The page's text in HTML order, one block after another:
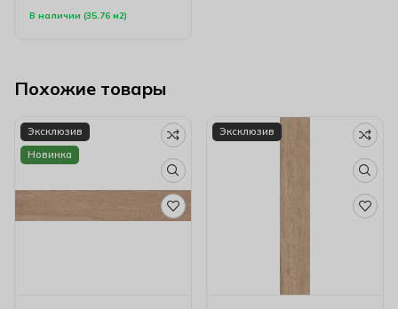
В наличии (35.76 м2)
Похожие товары
Эксклюзив
Новинка
Эксклюзив